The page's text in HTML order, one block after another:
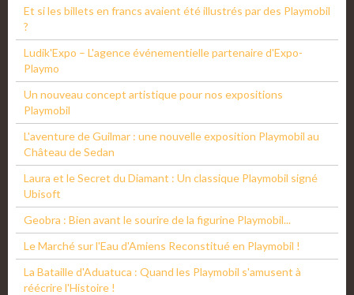
Et si les billets en francs avaient été illustrés par des Playmobil
?
Ludik'Expo – L'agence événementielle partenaire d'Expo-
Playmo
Un nouveau concept artistique pour nos expositions
Playmobil
L'aventure de Guilmar : une nouvelle exposition Playmobil au
Château de Sedan
Laura et le Secret du Diamant : Un classique Playmobil signé
Ubisoft
Geobra : Bien avant le sourire de la figurine Playmobil...
Le Marché sur l'Eau d'Amiens Reconstitué en Playmobil !
La Bataille d'Aduatuca : Quand les Playmobil s'amusent à
réécrire l'Histoire !